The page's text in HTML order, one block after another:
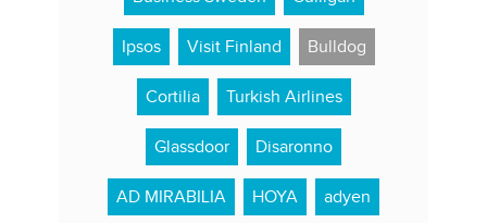
Ipsos Visit Finland Bulldog
Cortilia Turkish Airlines
Glassdoor Disaronno
AD MIRABILIA HOYA adyen